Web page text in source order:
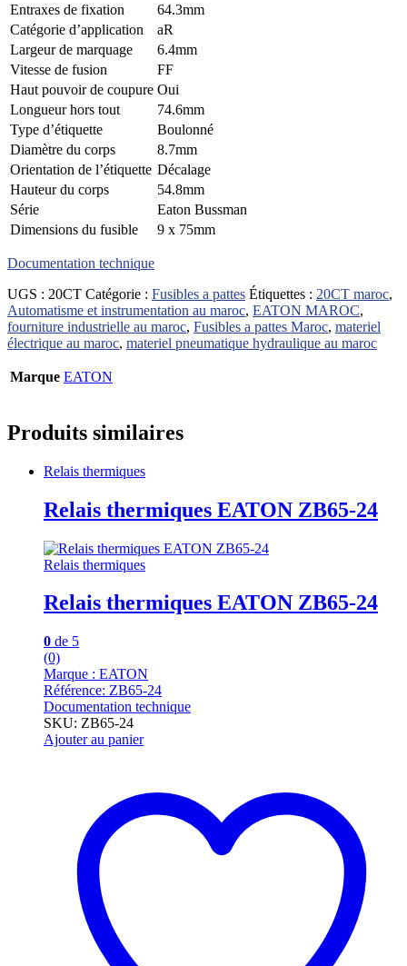
Entraxes de fixation
64.3mm
Catégorie d’application
aR
Largeur de marquage
6.4mm
Vitesse de fusion
FF
Haut pouvoir de coupure Oui
Longueur hors tout
74.6mm
Type d’étiquette
Boulonné
Diamètre du corps
8.7mm
Orientation de l’étiquette Décalage
Hauteur du corps
54.8mm
Série
Eaton Bussman
Dimensions du fusible
9 x 75mm
Documentation technique
UGS : 20CT Catégorie : Fusibles a pattes Étiquettes : 20CT maroc,
Automatisme et instrumentation au maroc, EATON MAROC,
fourniture industrielle au maroc, Fusibles a pattes Maroc, materiel
électrique au maroc, materiel pneumatique hydraulique au maroc
Marque EATON
Produits similaires
Relais thermiques
Relais thermiques EATON ZB65-24
Relais thermiques
Relais thermiques EATON ZB65-24
0 de 5
(0)
Marque : EATON
Référence: ZB65-24
Documentation technique
SKU: ZB65-24
Ajouter au panier